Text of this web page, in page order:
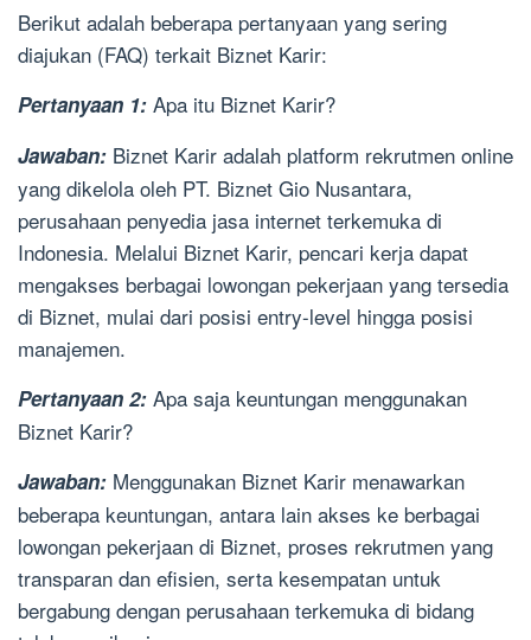
Berikut adalah beberapa pertanyaan yang sering
diajukan (FAQ) terkait Biznet Karir:
Pertanyaan 1: Apa itu Biznet Karir?
Jawaban: Biznet Karir adalah platform rekrutmen online
yang dikelola oleh PT. Biznet Gio Nusantara,
perusahaan penyedia jasa internet terkemuka di
Indonesia. Melalui Biznet Karir, pencari kerja dapat
mengakses berbagai lowongan pekerjaan yang tersedia
di Biznet, mulai dari posisi entry-level hingga posisi
manajemen.
Pertanyaan 2: Apa saja keuntungan menggunakan
Biznet Karir?
Jawaban: Menggunakan Biznet Karir menawarkan
beberapa keuntungan, antara lain akses ke berbagai
lowongan pekerjaan di Biznet, proses rekrutmen yang
transparan dan efisien, serta kesempatan untuk
bergabung dengan perusahaan terkemuka di bidang